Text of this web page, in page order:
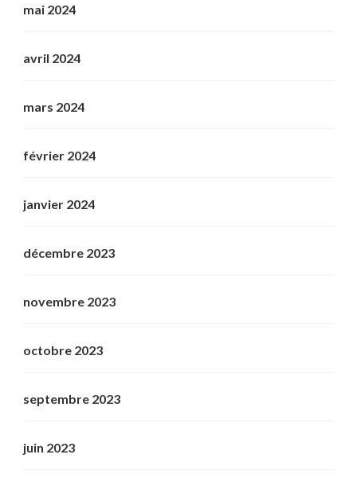
mai 2024
avril 2024
mars 2024
février 2024
janvier 2024
décembre 2023
novembre 2023
octobre 2023
septembre 2023
juin 2023